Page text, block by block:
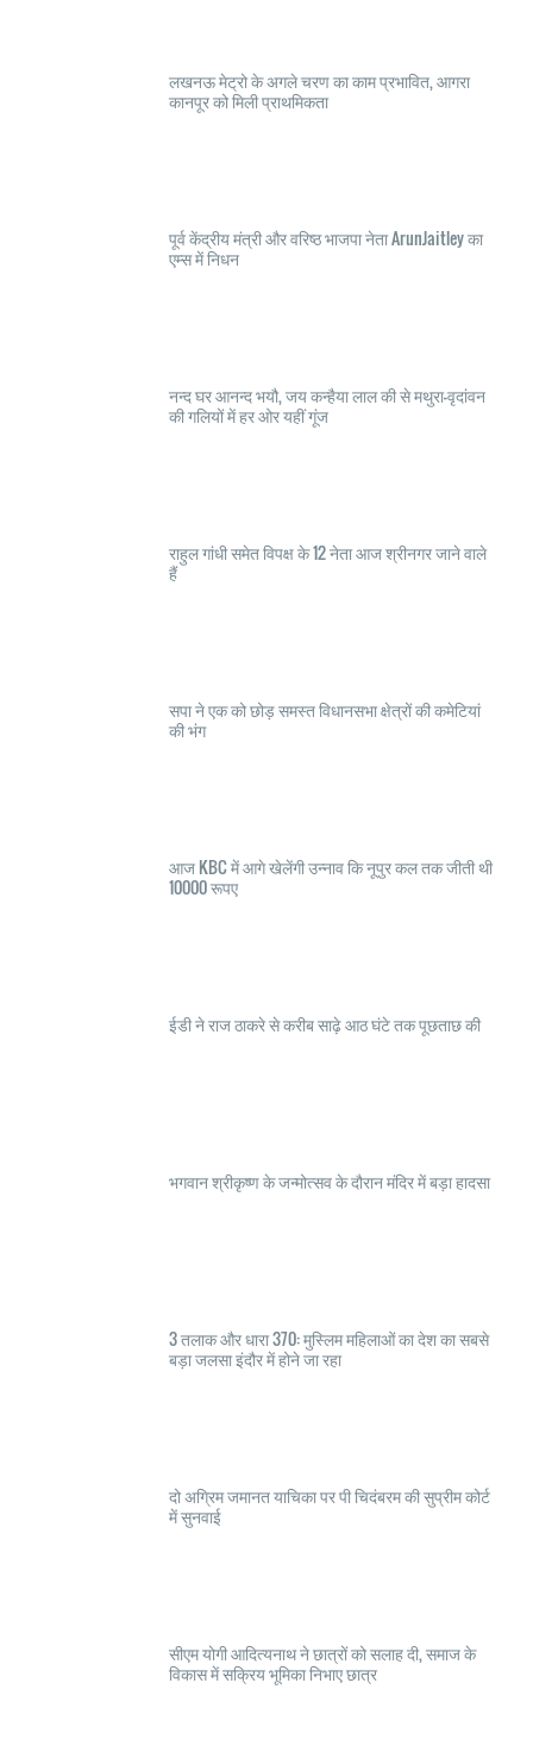
लखनऊ मेट्रो के अगले चरण का काम प्रभावित, आगरा
कानपूर को मिली प्राथमिकता
पूर्व केंद्रीय मंत्री और वरिष्ठ भाजपा नेता ArunJaitley का
एम्स में निधन
नन्द घर आनन्द भयौ, जय कन्हैया लाल की से मथुरा-वृदांवन
की गलियों में हर ओर यहीं गूंज
राहुल गांधी समेत विपक्ष के 12 नेता आज श्रीनगर जाने वाले
हैं
सपा ने एक को छोड़ समस्त विधानसभा क्षेत्रों की कमेटियां
की भंग
आज KBC में आगे खेलेंगी उन्नाव कि नूपुर कल तक जीती थी
10000 रूपए
ईडी ने राज ठाकरे से करीब साढ़े आठ घंटे तक पूछताछ की
भगवान श्रीकृष्ण के जन्मोत्सव के दौरान मंदिर में बड़ा हादसा
3 तलाक और धारा 370: मुस्लिम महिलाओं का देश का सबसे
बड़ा जलसा इंदौर में होने जा रहा
दो अग्रिम जमानत याचिका पर पी चिदंबरम की सुप्रीम कोर्ट
में सुनवाई
सीएम योगी आदित्यनाथ ने छात्रों को सलाह दी, समाज के
विकास में सक्रिय भूमिका निभाए छात्र